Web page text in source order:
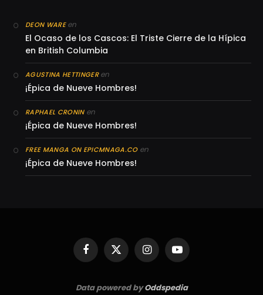
DEON WAREen
El Ocaso de los Cascos: El Triste Cierre de la Hípica
en British Columbia
AGUSTINA HETTINGERen
¡Épica de Nueve Hombres!
RAPHAEL CRONINen
¡Épica de Nueve Hombres!
FREE MANGA ON EPICMNAGA.COen
¡Épica de Nueve Hombres!
Facebook
X
(Twitter)
InstagramYouTube
Data powered byOddspedia